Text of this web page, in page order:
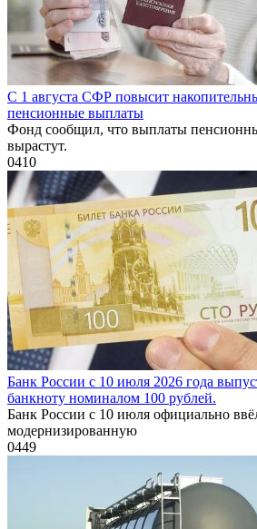
С 1 августа СФР повысит
пенсионные выплаты
Фонд сообщил, что выплаты
вырастут.
0410
Банк России с 10 июля 2026 года
банкноту номиналом 100 рублей.
Банк России с 10 июля официально
модернизированную
0449